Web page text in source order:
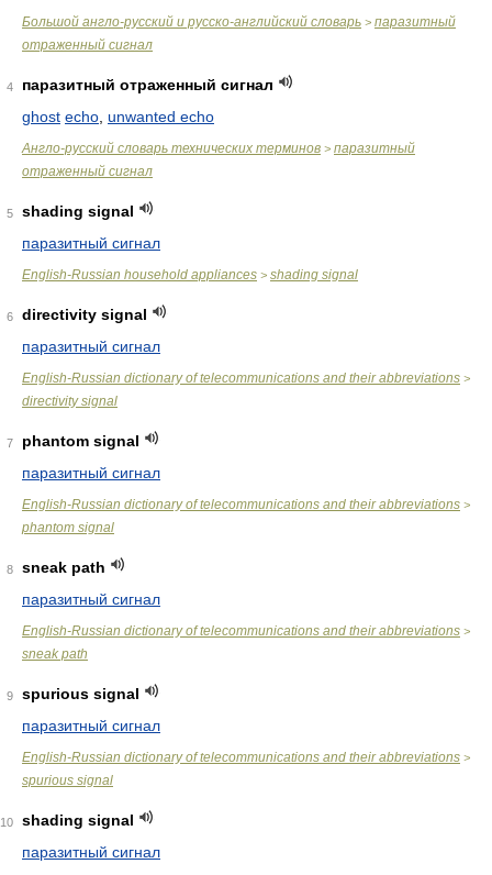
Большой англо-русский и русско-английский словарь > паразитный
отраженный сигнал
4
паразитный отраженный сигнал
ghost echo unwanted echo
Англо-русский словарь технических терминов > паразитный
отраженный сигнал
5
shading signal
паразитный сигнал
English-Russian household appliances > shading signal
6
directivity signal
паразитный сигнал
English-Russian dictionary of telecommunications and their abbreviations >
directivity signal
7
phantom signal
паразитный сигнал
English-Russian dictionary of telecommunications and their abbreviations >
phantom signal
8
sneak path
паразитный сигнал
English-Russian dictionary of telecommunications and their abbreviations >
sneak path
9
spurious signal
паразитный сигнал
English-Russian dictionary of telecommunications and their abbreviations >
spurious signal
10
shading signal
паразитный сигнал